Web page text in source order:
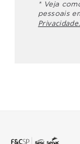
* Veja
pessoais
Privacidade.